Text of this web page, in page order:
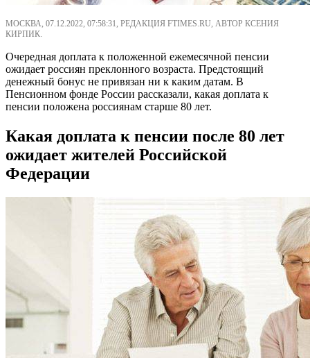
МОСКВА, 07.12.2022, 07:58:31, РЕДАКЦИЯ FTIMES.RU, АВТОР КСЕНИЯ
КИРПИК.
Очередная доплата к положенной ежемесячной пенсии
ожидает россиян преклонного возраста. Предстоящий
денежный бонус не привязан ни к каким датам. В
Пенсионном фонде России рассказали, какая доплата к
пенсии положена россиянам старше 80 лет.
Какая доплата к пенсии после 80 лет
ожидает жителей Российской
Федерации